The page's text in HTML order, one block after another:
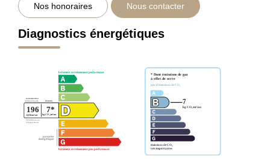
Nos honoraires Nous contacter
Diagnostics énergétiques